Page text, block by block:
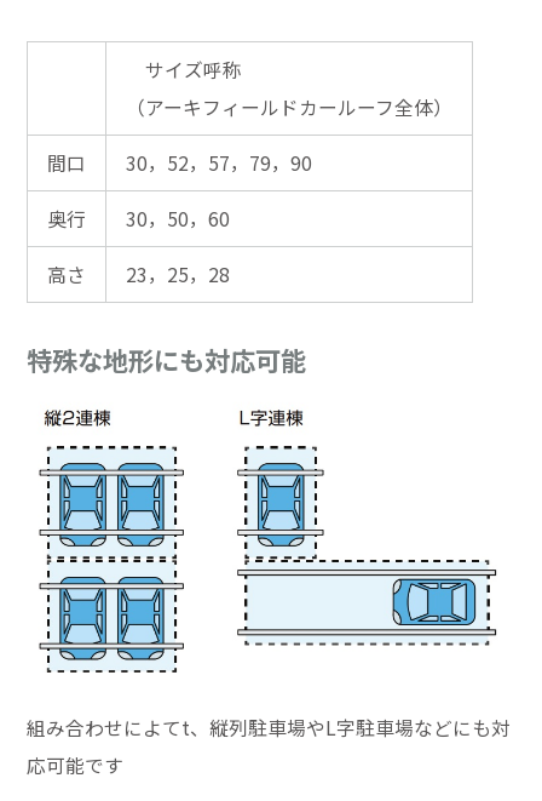
サイズ呼称
（アーキフィールドカールーフ全体）
間口
30，52，57，79，90
奥行
30，50，60
高さ
23，25，28
特殊な地形にも対応可能
組み合わせによてt、縦列駐車場やL字駐車場などにも対
応可能です